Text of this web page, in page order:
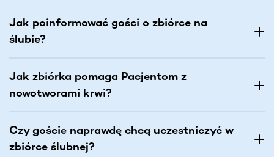
Jak poinformować gości o zbiórce na
ślubie?
Jak zbiórka pomaga Pacjentom z
nowotworami krwi?
Czy goście naprawdę chcą uczestniczyć w
zbiórce ślubnej?